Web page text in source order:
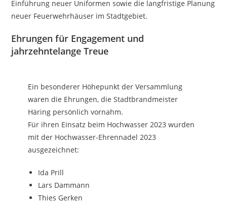
Einführung neuer Uniformen sowie die langfristige Planung
neuer Feuerwehrhäuser im Stadtgebiet.
Ehrungen für Engagement und
jahrzehntelange Treue
Ein besonderer Höhepunkt der Versammlung
waren die Ehrungen, die Stadtbrandmeister
Häring persönlich vornahm.
Für ihren Einsatz beim Hochwasser 2023 wurden
mit der Hochwasser-Ehrennadel 2023
ausgezeichnet:
Ida Prill
Lars Dammann
Thies Gerken